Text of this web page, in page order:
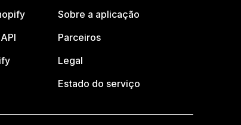
Sobre a aplicação
Parceiros
Legal
Estado do serviço